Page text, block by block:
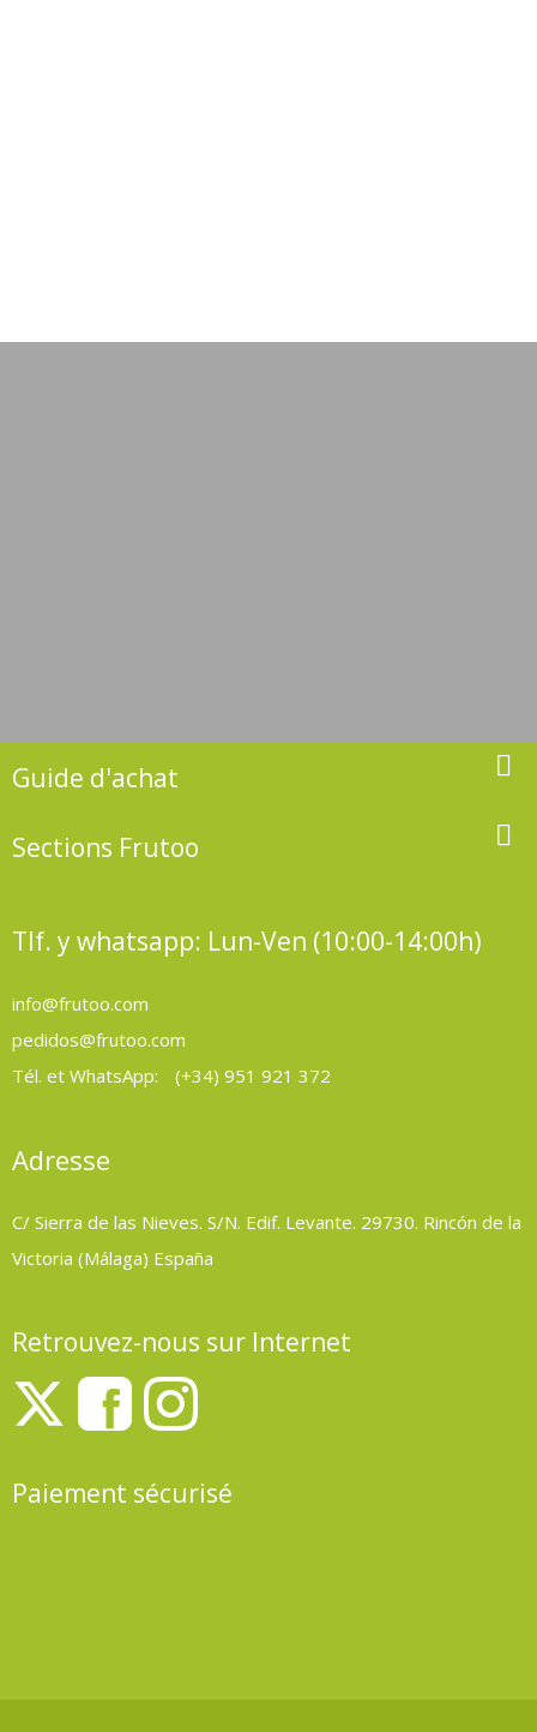
Guide d'achat 
Sections Frutoo 
Tlf. y whatsapp: Lun-Ven (10:00-14:00h)
info@frutoo.com
pedidos@frutoo.com
Tél. et WhatsApp:
(+34) 951 921 372
Adresse
C/ Sierra de las Nieves. S/N. Edif. Levante. 29730. Rincón de la
Victoria (Málaga) España
Retrouvez-nous sur Internet
Paiement sécurisé